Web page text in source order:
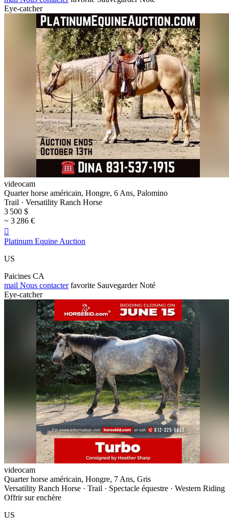
Eye-catcher
videocam
Quarter horse américain, Hongre, 6 Ans, Palomino
Trail · Versatility Ranch Horse
3 500 $
~ 3 286 €

Platinum Equine Auction
US
Paicines CA
mail Nous contacter favorite Sauvegarder Noté
Eye-catcher
videocam
Quarter horse américain, Hongre, 7 Ans, Gris
Versatility Ranch Horse · Trail · Spectacle équestre · Western Riding
Offrir sur enchère
US